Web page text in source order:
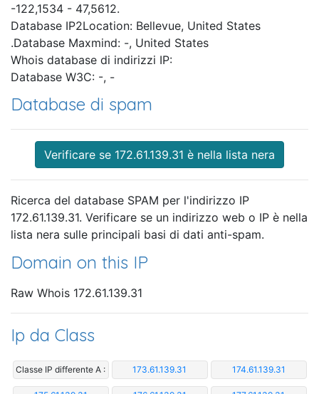
-122,1534 - 47,5612.
Database IP2Location: Bellevue, United States
.Database Maxmind: -, United States
Whois database di indirizzi IP:
Database W3C: -, -
Database di spam
Verificare se 172.61.139.31 è nella lista nera
Ricerca del database SPAM per l'indirizzo IP
172.61.139.31. Verificare se un indirizzo web o IP è nella
lista nera sulle principali basi di dati anti-spam.
Domain on this IP
Raw Whois 172.61.139.31
Ip da Class
Classe IP differente A : 173.61.139.31 174.61.139.31